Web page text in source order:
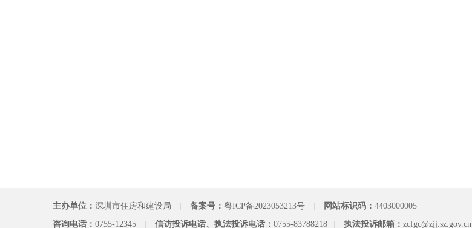
主办单位： 深圳市住房和建设局 备案号： 粤ICP备2023053213号 网站标识码： 4403000005
咨询电话： 0755-12345 信访投诉电话、执法投诉电话： 0755-83788218 执法投诉邮箱： zcfgc@zjj.sz.gov.cn